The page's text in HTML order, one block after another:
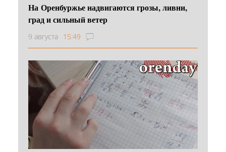
На Оренбуржье надвигаются грозы, ливни,
град и сильный ветер
9 августа 15:49